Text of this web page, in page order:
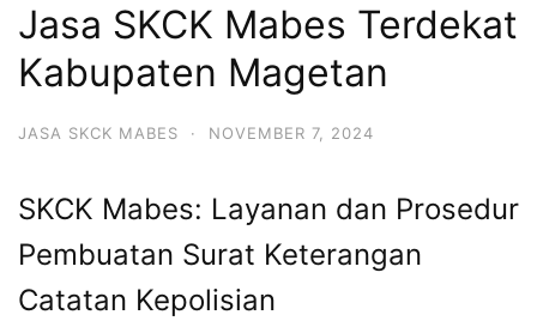
Jasa SKCK Mabes Terdekat
Kabupaten Magetan
JASA SKCK MABES · NOVEMBER 7, 2024
SKCK Mabes: Layanan dan Prosedur
Pembuatan Surat Keterangan
Catatan Kepolisian